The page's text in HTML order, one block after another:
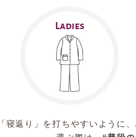
「寝返り」を打ちやすいように